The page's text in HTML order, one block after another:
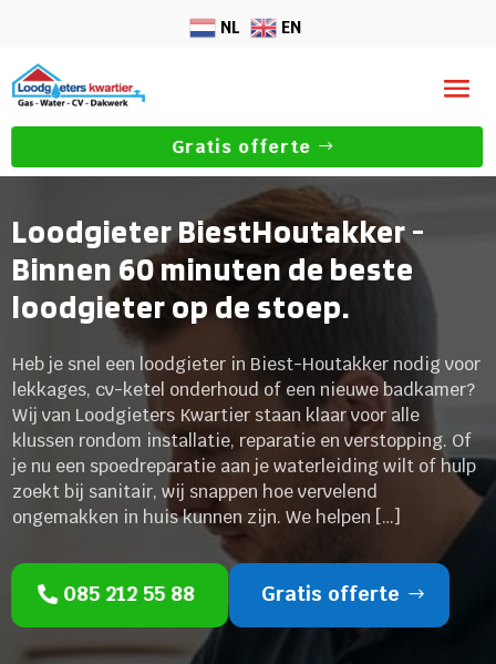
NL EN
Gratis offerte
Loodgieter BiestHoutakker -
Binnen 60 minuten de beste
loodgieter op de stoep.
Heb je snel een loodgieter in Biest-Houtakker nodig voor
lekkages, cv-ketel onderhoud of een nieuwe badkamer?
Wij van Loodgieters Kwartier staan klaar voor alle
klussen rondom installatie, reparatie en verstopping. Of
je nu een spoedreparatie aan je waterleiding wilt of hulp
zoekt bij sanitair, wij snappen hoe vervelend
ongemakken in huis kunnen zijn. We helpen […]
085 212 55 88 Gratis offerte